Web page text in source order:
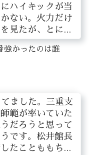
ハイキックが当
ない。火力だけ
見たが、とに...
強かったのは誰
ました。三重支
範が率いていた
だろうと思って
です。松井館長
たことももち...